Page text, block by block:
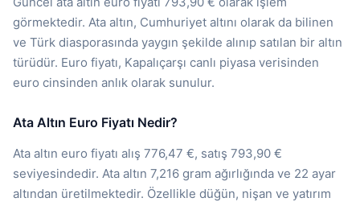
görmektedir. Ata altın, Cumhuriyet altını olarak da bilinen
ve Türk diasporasında yaygın şekilde alınıp satılan bir altın
türüdür. Euro fiyatı, Kapalıçarşı canlı piyasa verisinden
euro cinsinden anlık olarak sunulur.
Ata Altın Euro Fiyatı Nedir?
Ata altın euro fiyatı alış 776,47 €, satış 793,90 €
seviyesindedir. Ata altın 7,216 gram ağırlığında ve 22 ayar
altından üretilmektedir. Özellikle düğün, nişan ve yatırım